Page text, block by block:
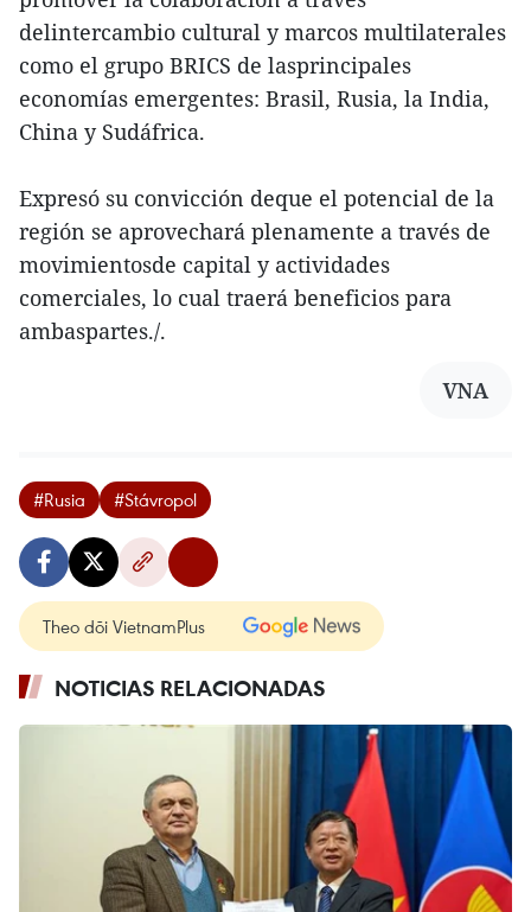
delintercambio cultural y marcos multilaterales
como el grupo BRICS de lasprincipales
economías emergentes: Brasil, Rusia, la India,
China y Sudáfrica.
Expresó su convicción deque el potencial de la
región se aprovechará plenamente a través de
movimientosde capital y actividades
comerciales, lo cual traerá beneficios para
ambaspartes./.
VNA
#Rusia #Stávropol
Theo dõi VietnamPlus
NOTICIAS RELACIONADAS